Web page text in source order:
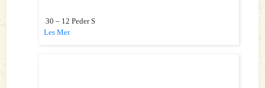
30 – 12 Peder S
Les Mer